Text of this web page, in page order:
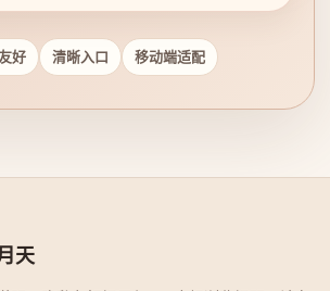
好 清晰入口 移动端适配
天